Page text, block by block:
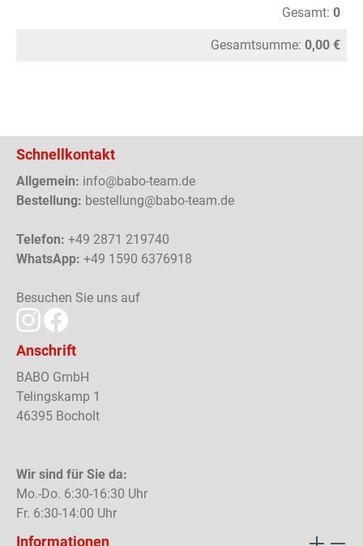
Gesamt: 0
Gesamtsumme: 0,00 €
Schnellkontakt
Allgemein: info@babo-team.de
Bestellung: bestellung@babo-team.de
Telefon: +49 2871 219740
WhatsApp: +49 1590 6376918
Besuchen Sie uns auf
Anschrift
BABO GmbH
Telingskamp 1
46395 Bocholt
Wir sind für Sie da:
Mo.-Do. 6:30-16:30 Uhr
Fr. 6:30-14:00 Uhr
Informationen